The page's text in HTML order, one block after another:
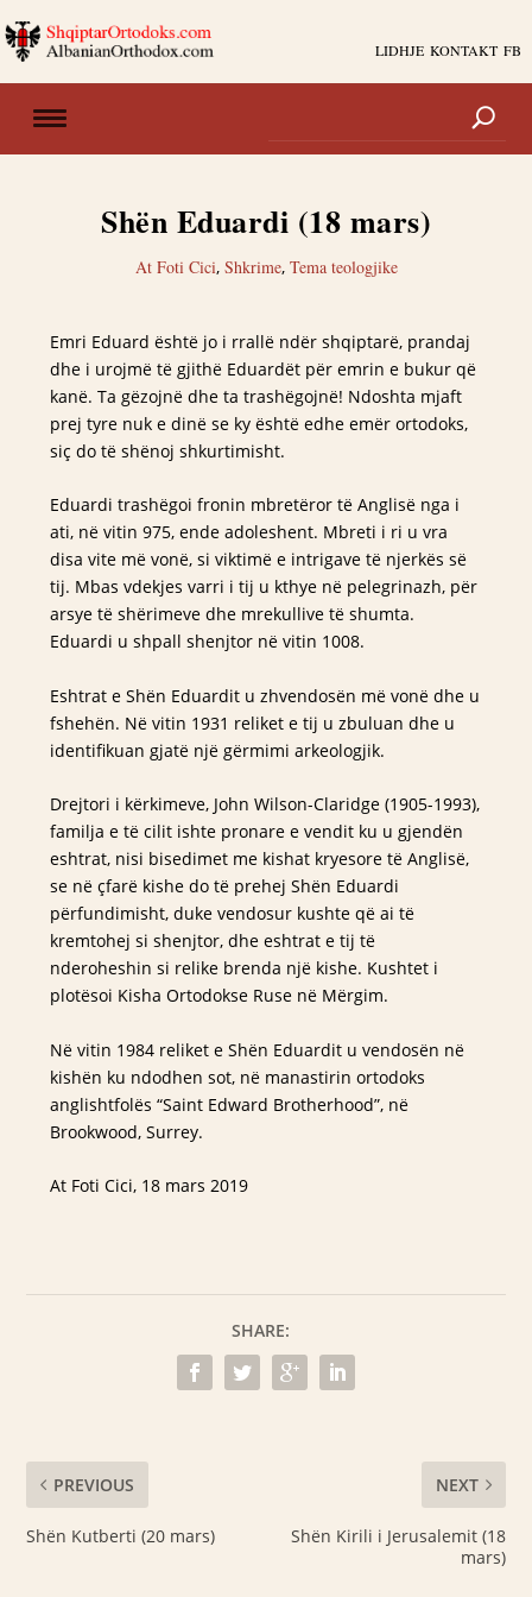
LIDHJE KONTAKT FB
Shën Eduardi (18 mars)
At Foti Cici, Shkrime, Tema teologjike
Emri Eduard është jo i rrallë ndër shqiptarë, prandaj
dhe i urojmë të gjithë Eduardët për emrin e bukur që
kanë. Ta gëzojnë dhe ta trashëgojnë! Ndoshta mjaft
prej tyre nuk e dinë se ky është edhe emër ortodoks,
siç do të shënoj shkurtimisht.
Eduardi trashëgoi fronin mbretëror të Anglisë nga i
ati, në vitin 975, ende adoleshent. Mbreti i ri u vra
disa vite më vonë, si viktimë e intrigave të njerkës së
tij. Mbas vdekjes varri i tij u kthye në pelegrinazh, për
arsye të shërimeve dhe mrekullive të shumta.
Eduardi u shpall shenjtor në vitin 1008.
Eshtrat e Shën Eduardit u zhvendosën më vonë dhe u
fshehën. Në vitin 1931 reliket e tij u zbuluan dhe u
identifikuan gjatë një gërmimi arkeologjik.
Drejtori i kërkimeve, John Wilson-Claridge (1905-1993),
familja e të cilit ishte pronare e vendit ku u gjendën
eshtrat, nisi bisedimet me kishat kryesore të Anglisë,
se në çfarë kishe do të prehej Shën Eduardi
përfundimisht, duke vendosur kushte që ai të
kremtohej si shenjtor, dhe eshtrat e tij të
nderoheshin si relike brenda një kishe. Kushtet i
plotësoi Kisha Ortodokse Ruse në Mërgim.
Në vitin 1984 reliket e Shën Eduardit u vendosën në
kishën ku ndodhen sot, në manastirin ortodoks
anglishtfolës “Saint Edward Brotherhood”, në
Brookwood, Surrey.
At Foti Cici, 18 mars 2019
SHARE:
PREVIOUS
Shën Kutberti (20 mars)
NEXT
Shën Kirili i Jerusalemit (18
mars)